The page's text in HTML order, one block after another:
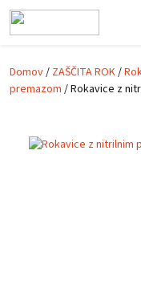
Skip to main content
Domov/ ZAŠČITA ROK/
premazom / Rokavice z